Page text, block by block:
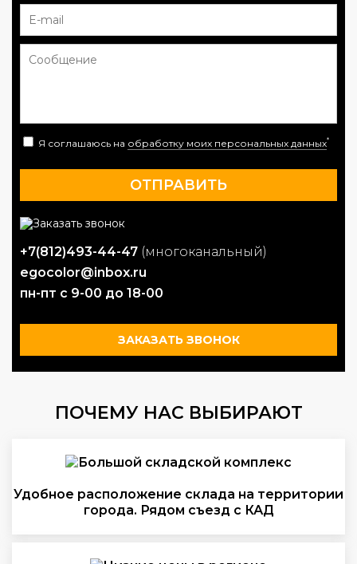
Я соглашаюсь на обработку моих персональных данных*
+7(812)493-44-47 (многоканальный)
egocolor@inbox.ru
пн-пт с 9-00 до 18-00
ЗАКАЗАТЬ ЗВОНОК
ПОЧЕМУ НАС ВЫБИРАЮТ
Удобное расположение склада на территории
города. Рядом съезд с КАД